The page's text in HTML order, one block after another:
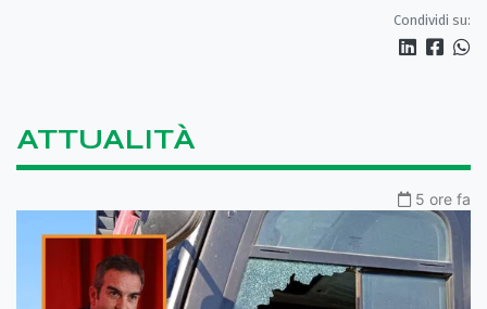
Condividi su:
ATTUALITÀ
5 ore fa